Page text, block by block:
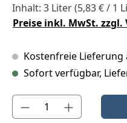
Inhalt: 3 Liter(5,83 € / 1
Preise inkl. MwSt. zzgl.
Kostenfreie Lieferung
Sofort verfügbar,
Produkt Anzahl: Gib den